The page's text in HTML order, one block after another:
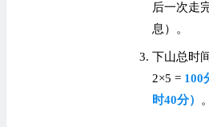
后一次走
息）。
下山总时
2×5 = 100
时40分）
。